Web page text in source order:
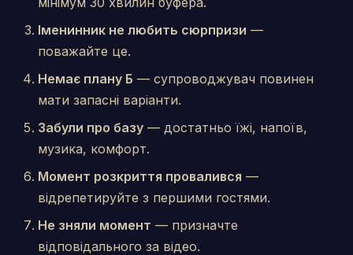
Іменинник не любить сюрпризи —
поважайте це.
Немає плану Б — супроводжувач повинен
мати запасні варіанти.
Забули про базу — достатньо їжі, напоїв,
музика, комфорт.
Момент розкриття провалився —
відрепетируйте з першими гостями.
Не зняли момент — призначте
відповідального за відео.